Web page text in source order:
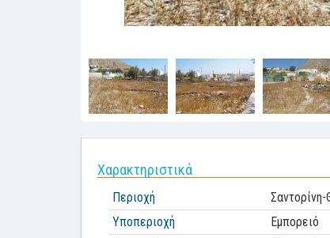
Χαρακτηριστικά
Περιοχή
Υποπεριοχή
Εμπορειό